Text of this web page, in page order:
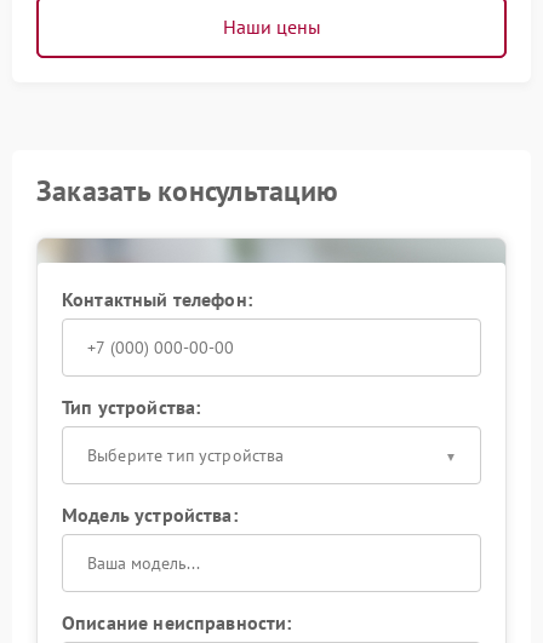
Наши цены
Заказать консультацию
Контактный телефон:
Тип устройства:
Выберите тип устройства
Модель устройства:
Описание неисправности: